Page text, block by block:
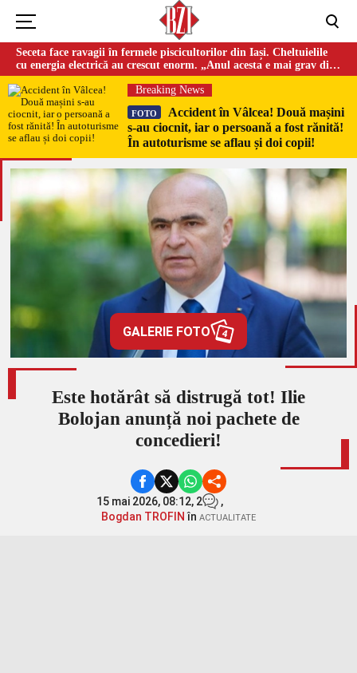
Seceta face ravagii în fermele piscicultorilor din Iași. Cheltuielile
cu energia electrică au crescut enorm. „Anul acesta e mai grav din
cauza temperaturilor foarte mari”
Breaking News
FOTO
Accident în Vâlcea! Două mașini
s-au ciocnit, iar o persoană a fost rănită!
În autoturisme se aflau și doi copii!
GALERIE FOTO 4
Este hotărât să distrugă tot! Ilie
Bolojan anunță noi pachete de
concedieri!
15 mai 2026, 08:12, 2
,
Bogdan TROFIN în ACTUALITATE